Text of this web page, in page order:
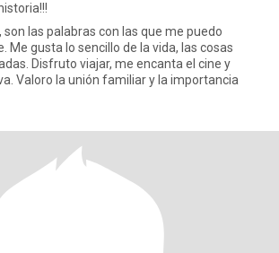
son las palabras con las que me puedo
Me gusta lo sencillo de la vida, las cosas
Disfruto viajar, me encanta el cine y
Valoro la unión familiar y la importancia